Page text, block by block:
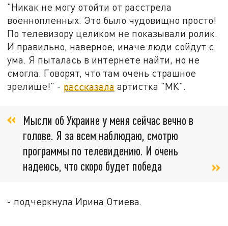
"Никак не могу отойти от расстрела
военнопленных. Это было чудовищно просто!
По телевизору целиком не показывали ролик.
И правильно, наверное, иначе люди сойдут с
ума. Я пыталась в интернете найти, но не
смогла. Говорят, что там очень страшное
зрелище!" - рассказала артистка "МК".
Мысли об Украине у меня сейчас вечно в
голове. Я за всем наблюдаю, смотрю
программы по телевидению. И очень
надеюсь, что скоро будет победа
- подчеркнула Ирина Отиева.